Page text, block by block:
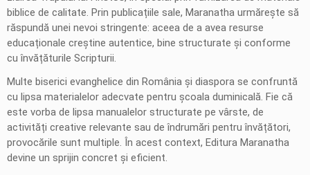
biblice de calitate. Prin publicațiile sale, Maranatha urmărește să
răspundă unei nevoi stringente: aceea de a avea resurse
educaționale creștine autentice, bine structurate și conforme
cu învățăturile Scripturii.
Multe biserici evanghelice din România și diaspora se confruntă
cu lipsa materialelor adecvate pentru școala duminicală. Fie că
este vorba de lipsa manualelor structurate pe vârste, de
activități creative relevante sau de îndrumări pentru învățători,
provocările sunt multiple. În acest context, Editura Maranatha
devine un sprijin concret și eficient.